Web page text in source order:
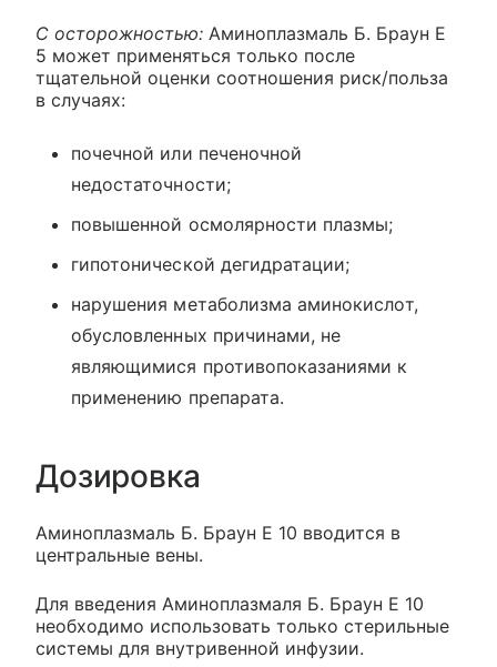
С осторожностью: Аминоплазмаль Б. Браун Е
5 может применяться только после
тщательной оценки соотношения риск/польза
в случаях:
почечной или печеночной
недостаточности;
повышенной осмолярности плазмы;
гипотонической дегидратации;
нарушения метаболизма аминокислот,
обусловленных причинами, не
являющимися противопоказаниями к
применению препарата.
Дозировка
Аминоплазмаль Б. Браун Е 10 вводится в
центральные вены.
Для введения Аминоплазмаля Б. Браун Е 10
необходимо использовать только стерильные
системы для внутривенной инфузии.